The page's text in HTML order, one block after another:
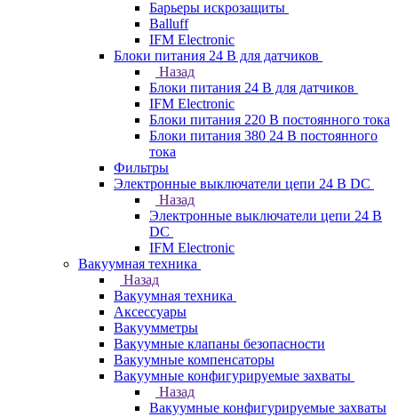
Барьеры искрозащиты
Balluff
IFM Electronic
Блоки питания 24 В для датчиков
Назад
Блоки питания 24 В для датчиков
IFM Electronic
Блоки питания 220 В постоянного тока
Блоки питания 380 24 В постоянного
тока
Фильтры
Электронные выключатели цепи 24 В DC
Назад
Электронные выключатели цепи 24 В
DC
IFM Electronic
Вакуумная техника
Назад
Вакуумная техника
Аксессуары
Вакуумметры
Вакуумные клапаны безопасности
Вакуумные компенсаторы
Вакуумные конфигурируемые захваты
Назад
Вакуумные конфигурируемые захваты